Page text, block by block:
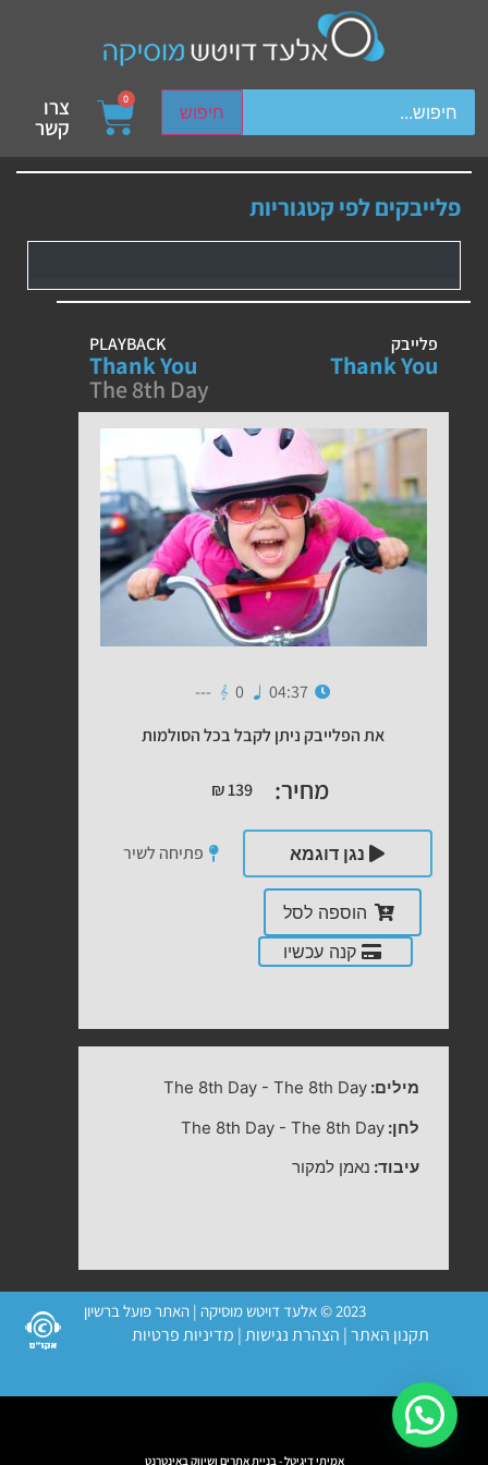
חיפוש
device users, explore by touch or with swipe gestures.
0 צרו
קשר
פלייבקים לפי קטגוריות
פלייבק
Thank You
PLAYBACK
Thank You
The 8th Day
04:37
0
---
את הפלייבק ניתן לקבל בכל הסולמות
מחיר: ₪139
נגן דוגמא פתיחה לשיר
הוספה לסל
קנה עכשיו
מילים: The 8th Day- The 8th Day
לחן:
The 8th Day- The 8th Day
עיבוד: נאמן למקור
2023 © אלעד דויטש מוסיקה | האתר פועל ברשיון
תקנון האתר| הצהרת נגישות| מדיניות פרטיות
אמיתי דיגיטל - בניית אתרים ושיווק באינטרנט